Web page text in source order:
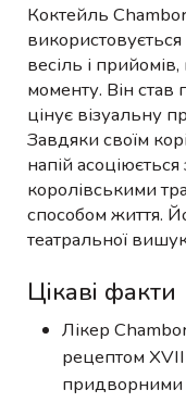
Коктейль
весіль і
моменту. Він став
цінує візуальну
Завдяки своїм
напій
королівськими
способом життя.
театральної
Цікаві факти
Лікер
рецептом XVII
придворними